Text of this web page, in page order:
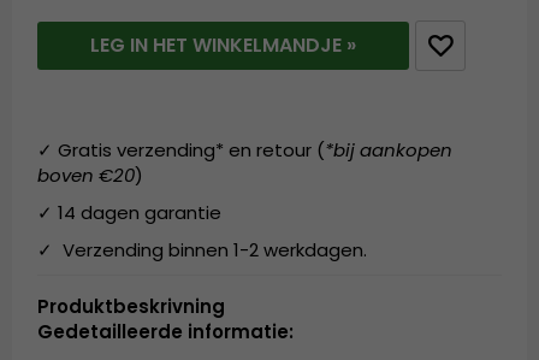
LEG IN HET WINKELMANDJE »
✓ Gratis verzending* en retour (*bij aankopen
boven €20)
✓ 14 dagen garantie
✓ Verzending binnen 1-2 werkdagen.
Produktbeskrivning
Gedetailleerde informatie: